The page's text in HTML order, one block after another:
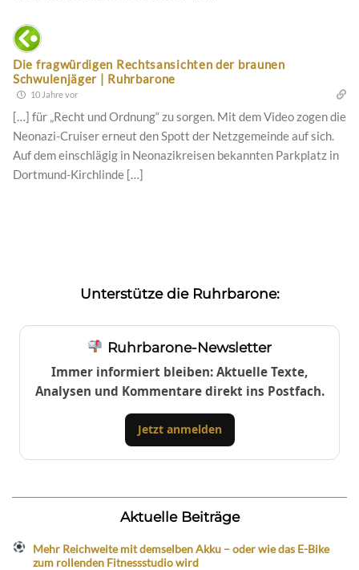
Die fragwürdigen Rechtsansichten der braunen
Schwulenjäger | Ruhrbarone
10 Jahre vor
[…] für „Recht und Ordnung“ zu sorgen. Mit dem Video zogen die
Neonazi-Cruiser erneut den Spott der Netzgemeinde auf sich.
Auf dem einschlägig in Neonazikreisen bekannten Parkplatz in
Dortmund-Kirchlinde […]
Unterstütze die Ruhrbarone:
Ruhrbarone-Newsletter
Immer informiert bleiben: Aktuelle Texte,
Analysen und Kommentare direkt ins Postfach.
Jetzt anmelden
Aktuelle Beiträge
Mehr Reichweite mit demselben Akku – oder wie das E-Bike
zum rollenden Fitnessstudio wird